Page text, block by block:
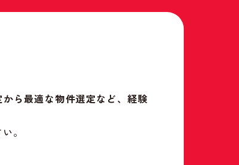
ら最適な物件選定など、経験
。